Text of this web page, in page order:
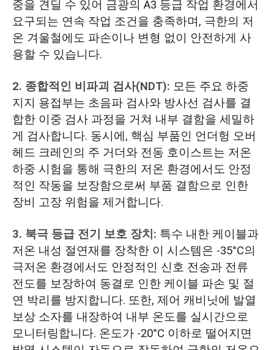
중을 견딜 수 있어 금광의 A3 등급 작업 환경에서
요구되는 연속 작업 조건을 충족하며, 극한의 저
온 겨울철에도 파손이나 변형 없이 안전하게 사
용할 수 있습니다.
2. 종합적인 비파괴 검사(NDT): 모든 주요 하중
지지 용접부는 초음파 검사와 방사선 검사를 결
합한 이중 검사 과정을 거쳐 내부 결함을 세밀하
게 검사합니다. 동시에, 핵심 부품인 언더헝 오버
헤드 크레인의 주 거더와 전동 호이스트는 저온
하중 시험을 통해 극한의 저온 환경에서도 안정
적인 작동을 보장함으로써 부품 결함으로 인한
장비 고장 위험을 제거합니다.
3. 북극 등급 전기 보호 장치: 특수 내한 케이블과
저온 내성 절연재를 장착한 이 시스템은 -35°C의
극저온 환경에서도 안정적인 신호 전송과 전류
전도를 보장하여 동결로 인한 케이블 파손 및 절
연 박리를 방지합니다. 또한, 제어 캐비닛에 발열
보상 소자를 내장하여 내부 온도를 실시간으로
모니터링합니다. 온도가 -20°C 이하로 떨어지면